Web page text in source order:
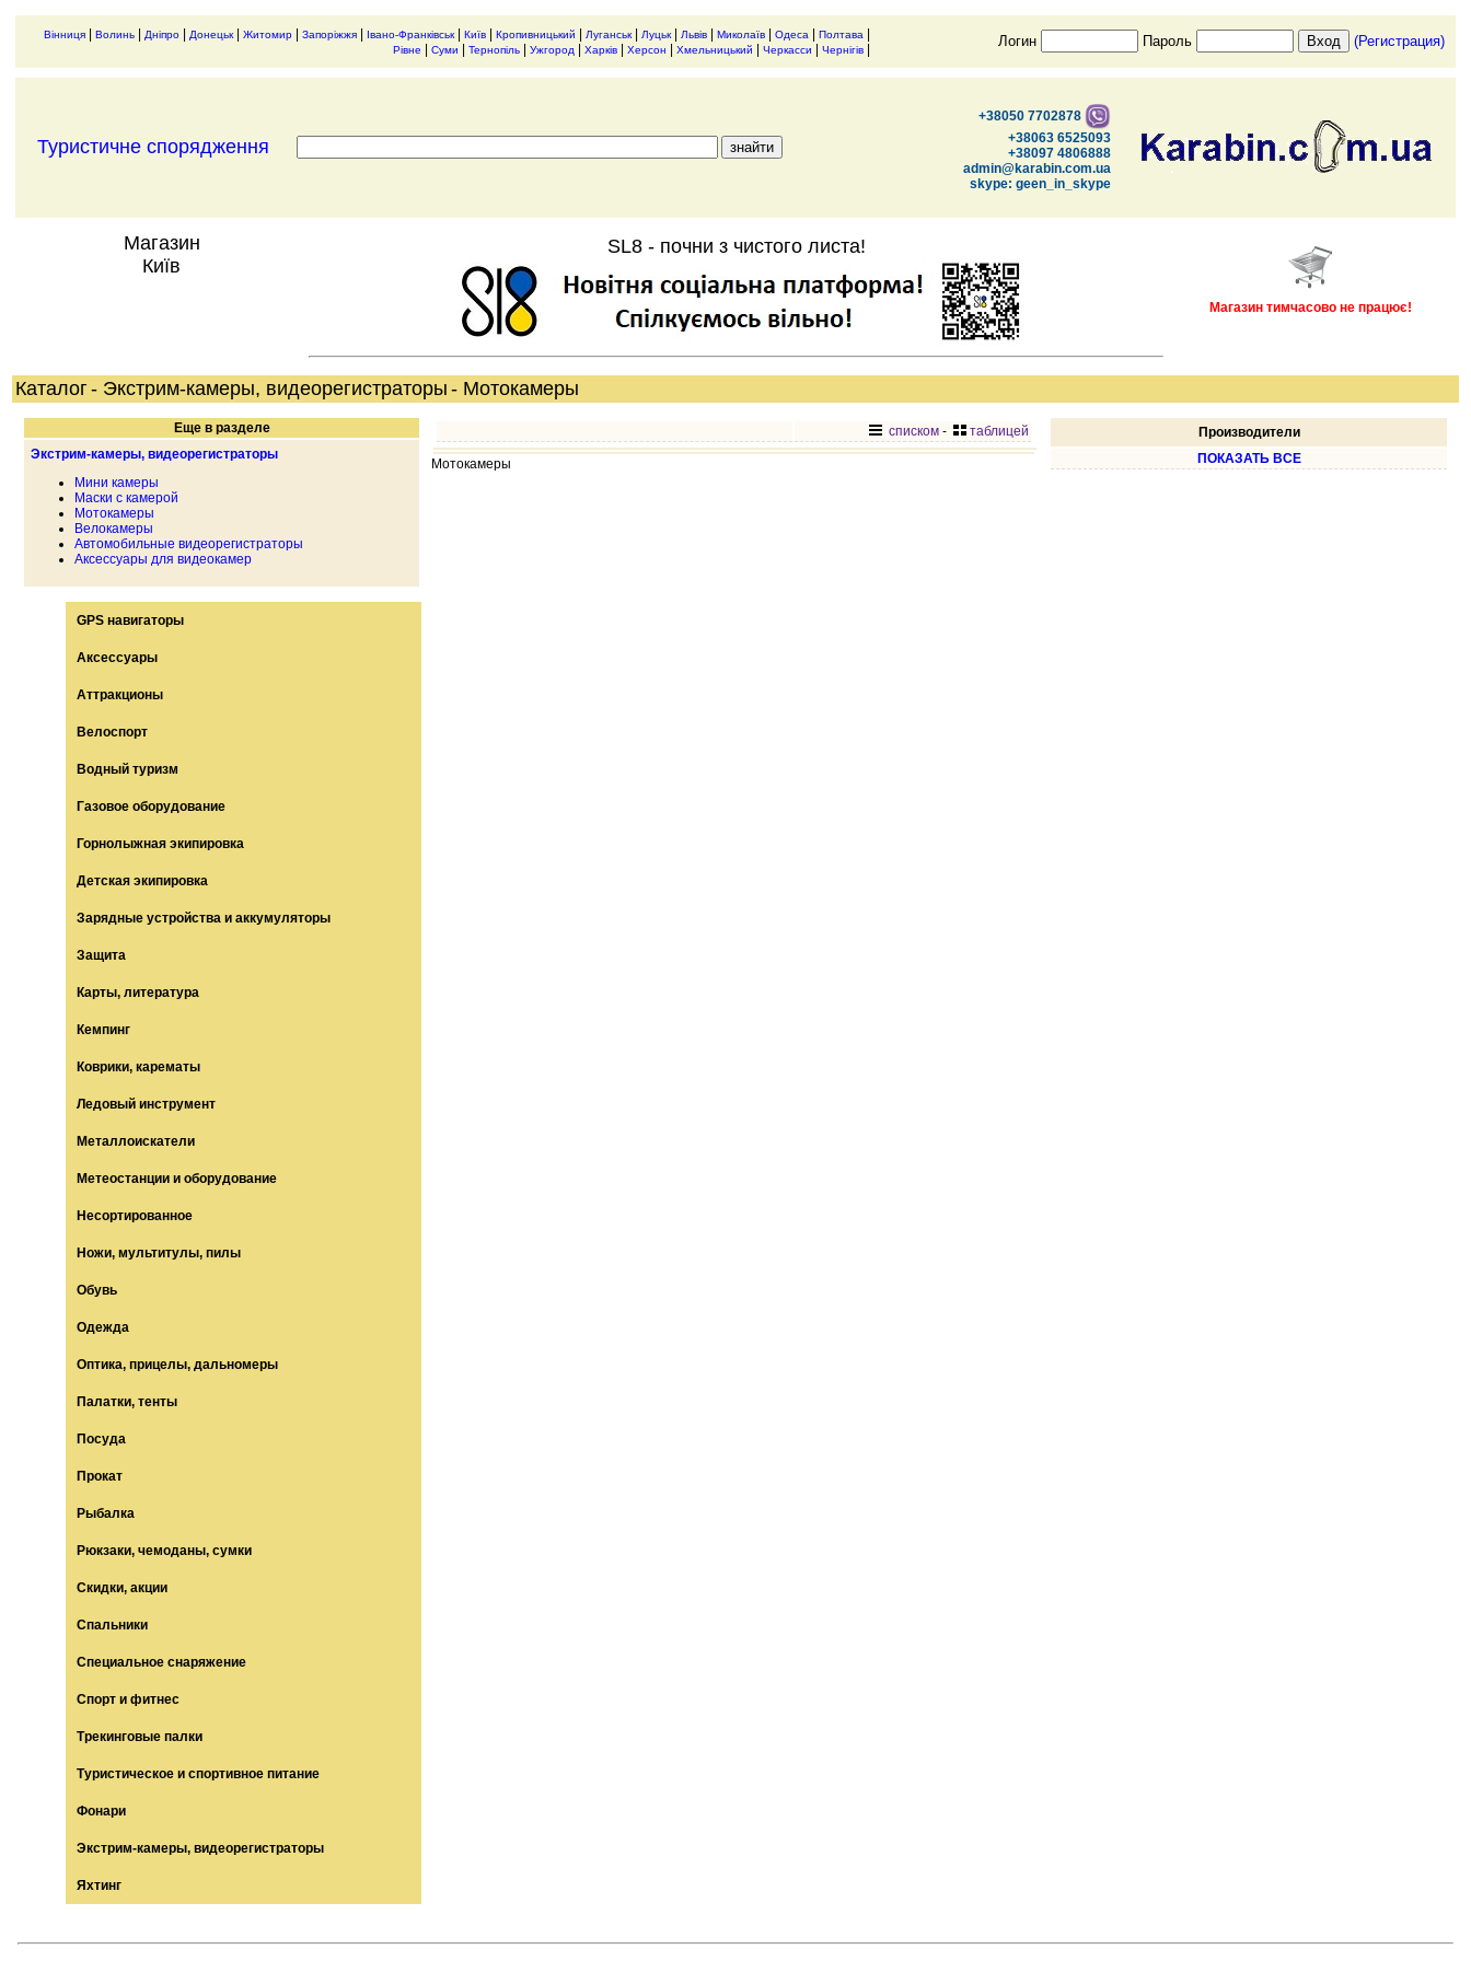
Вінниця Волинь Дніпро Донецьк| Житомир Запоріжжя Івано-Франківськ| Київ Кропивницький Луганськ| Луцьк| Львів Миколаїв Одеса Полтава
Рівне Суми Тернопіль Ужгород Харків Херсон Хмельницький Черкасси Чернігів
Логин Пароль (Регистрация)
Туристичне спорядження
+38050 7702878
+38063 6525093
+38097 4806888
admin@karabin.com.ua
skype: geen_in_skype
Магазин
Київ
SL8 - почни з чистого листа!
Магазин тимчасово не працює!
Каталог - Экстрим-камеры, видеорегистраторы - Мотокамеры
Еще в разделе
Экстрим-камеры, видеорегистраторы
Мини камеры
Маски с камерой
Мотокамеры
Велокамеры
Автомобильные видеорегистраторы
Аксессуары для видеокамер
GPS навигаторы
Аксессуары
Аттракционы
Велоспорт
Водный туризм
Газовое оборудование
Горнолыжная экипировка
Детская экипировка
Зарядные устройства и аккумуляторы
Защита
Карты, литература
Кемпинг
Коврики, карематы
Ледовый инструмент
Металлоискатели
Метеостанции и оборудование
Несортированное
Ножи, мультитулы, пилы
Обувь
Одежда
Оптика, прицелы, дальномеры
Палатки, тенты
Посуда
Прокат
Рыбалка
Рюкзаки, чемоданы, сумки
Скидки, акции
Спальники
Специальное снаряжение
Спорт и фитнес
Трекинговые палки
Туристическое и спортивное питание
Фонари
Экстрим-камеры, видеорегистраторы
Яхтинг
списком - таблицей
Мотокамеры
Производители
ПОКАЗАТЬ ВСЕ